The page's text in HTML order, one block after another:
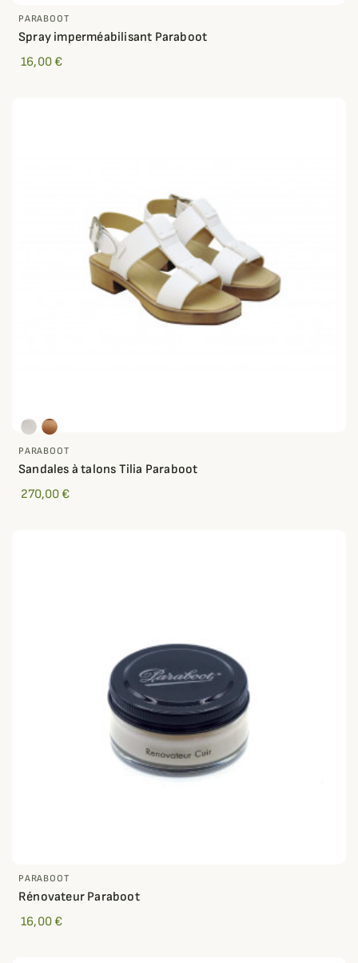
PARABOOT
Spray imperméabilisant Paraboot
16,00 €
PARABOOT
Sandales à talons Tilia Paraboot
270,00 €
PARABOOT
Rénovateur Paraboot
16,00 €